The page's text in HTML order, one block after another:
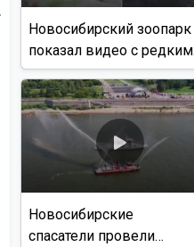
Новосибирский зоопарк
показал видео с редким
виверровым котом
Новосибирские
спасатели провели